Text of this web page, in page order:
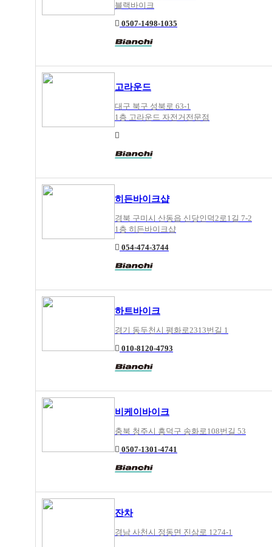
블랙바이크
0507-1498-1035
고라운드
대구 북구 성북로 63-1
1층 고라운드 자전거전문점
히든바이크샵
경북 구미시 산동읍 신당인덕2로1길 7-2
1층 히든바이크샵
054-474-3744
하트바이크
경기 동두천시 평화로2313번길 1
010-8120-4793
비케이바이크
충북 청주시 흥덕구 송화로108번길 53
0507-1301-4741
잔차
경남 사천시 정동면 진삼로 1274-1